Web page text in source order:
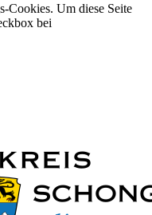
Cookies. Um diese Seite
bei